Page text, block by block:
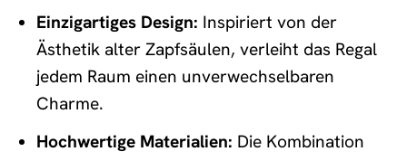
Einzigartiges Design: Inspiriert von der
Ästhetik alter Zapfsäulen, verleiht das Regal
jedem Raum einen unverwechselbaren
Charme.
Hochwertige Materialien: Die Kombination